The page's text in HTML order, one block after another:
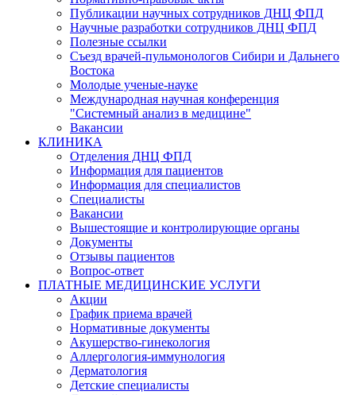
Публикации научных сотрудников ДНЦ ФПД
Научные разработки сотрудников ДНЦ ФПД
Полезные ссылки
Съезд врачей-пульмонологов Сибири и Дальнего
Востока
Молодые ученые-науке
Международная научная конференция
"Системный анализ в медицине"
Вакансии
КЛИНИКА
Отделения ДНЦ ФПД
Информация для пациентов
Информация для специалистов
Специалисты
Вакансии
Вышестоящие и контролирующие органы
Документы
Отзывы пациентов
Вопрос-ответ
ПЛАТНЫЕ МЕДИЦИНСКИЕ УСЛУГИ
Акции
График приема врачей
Нормативные документы
Акушерство-гинекология
Аллергология-иммунология
Дерматология
Детские специалисты